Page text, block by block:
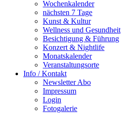
Wochenkalender
nächsten 7 Tage
Kunst & Kultur
Wellness und Gesundheit
Besichtigung & Führung
Konzert & Nightlife
Monatskalender
Veranstaltungsorte
Info / Kontakt
Newsletter Abo
Impressum
Login
Fotogalerie